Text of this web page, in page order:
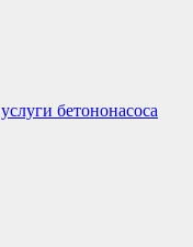
услуги бетононасоса